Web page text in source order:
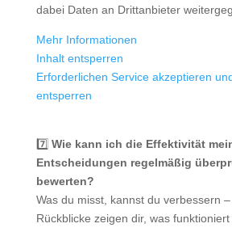
dabei Daten an Drittanbieter
Mehr Informationen
Inhalt entsperren
Erforderlichen Service akzeptieren
entsperren
7️⃣ Wie kann ich die Effektivität
Entscheidungen regelmäßig
bewerten?
Was du misst, kannst du verbessern
Rückblicke zeigen dir, was